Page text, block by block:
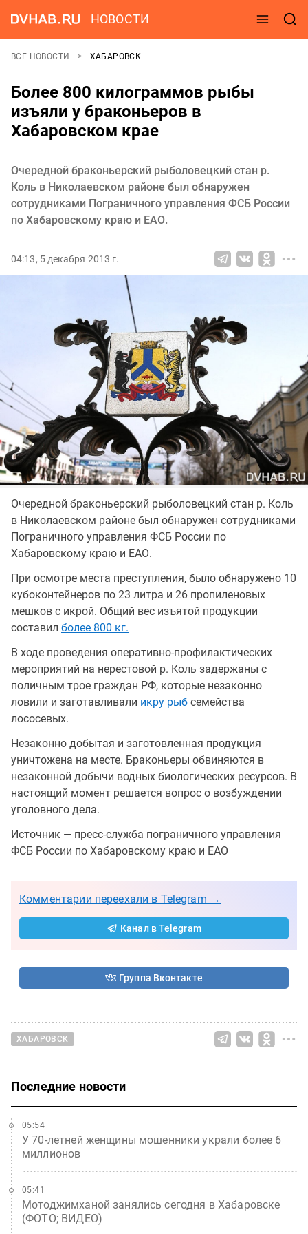
НОВОСТИ
ВСЕ НОВОСТИ ХАБАРОВСК
Более 800 килограммов рыбы
изъяли у браконьеров в
Хабаровском крае
Очередной браконьерский рыболовецкий стан р.
Коль в Николаевском районе был обнаружен
сотрудниками Пограничного управления ФСБ России
по Хабаровскому краю и ЕАО.
04:13, 5 декабря 2013 г.
Очередной браконьерский рыболовецкий стан р. Коль
в Николаевском районе был обнаружен сотрудниками
Пограничного управления ФСБ России по
Хабаровскому краю и ЕАО.
При осмотре места преступления, было обнаружено 10
кубоконтейнеров по 23 литра и 26 пропиленовых
мешков с икрой. Общий вес изъятой продукции
составил более 800 кг.
В ходе проведения оперативно-профилактических
мероприятий на нерестовой р. Коль задержаны с
поличным трое граждан РФ, которые незаконно
ловили и заготавливали икру рыб семейства
лососевых.
Незаконно добытая и заготовленная продукция
уничтожена на месте. Браконьеры обвиняются в
незаконной добычи водных биологических ресурсов. В
настоящий момент решается вопрос о возбуждении
уголовного дела.
Источник — пресс-служба пограничного управления
ФСБ России по Хабаровскому краю и ЕАО
Комментарии переехали в Telegram →
Канал в Telegram
Группа Вконтакте
ХАБАРОВСК
Последние новости
У 70-летней женщины мошенники украли более 6
миллионов
05:54
Мотоджимханой занялись сегодня в Хабаровске
(ФОТО; ВИДЕО)
05:41